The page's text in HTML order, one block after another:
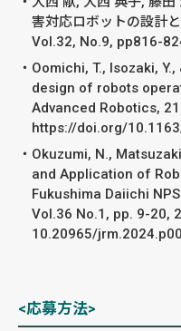
害対応ロボットの設計
Vol.32, No.9, pp816-
Oomichi, T., Isozaki,
design of robots
Advanced Robotics,
https://doi.org/
Okuzumi, N.,
and Application of
Fukushima Daiichi
Vol.36 No.1, pp. 9-20,
10.20965/
<応募方法>